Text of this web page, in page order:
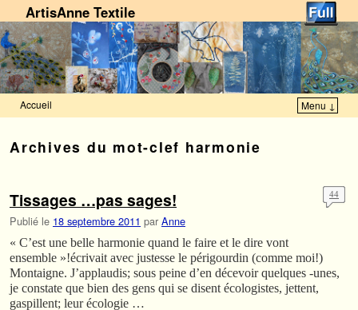
ArtisAnne Textile
Accueil Menu ↓
Archives du mot-clef harmonie
Tissages …pas sages!
Publié le 18 septembre 2011 par Anne
44
« C’est une belle harmonie quand le faire et le dire vont
ensemble »!écrivait avec justesse le périgourdin (comme moi!)
Montaigne. J’applaudis; sous peine d’en décevoir quelques -unes,
je constate que bien des gens qui se disent écologistes, jettent,
gaspillent; leur écologie …